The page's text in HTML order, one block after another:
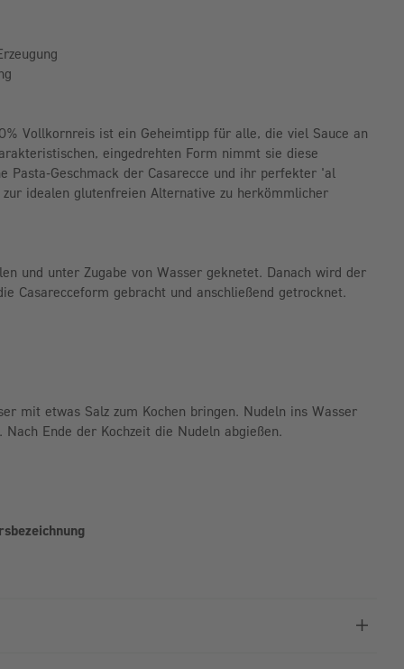
Vollkornreis ist ein Geheimtipp für alle, die viel Sauce an
eingedrehten Form nimmt sie diese
Pasta-Geschmack der Casarecce und ihr perfekter 'al
idealen glutenfreien Alternative zu herkömmlicher
und unter Zugabe von Wasser geknetet. Danach wird der
Casarecceform gebracht und anschließend getrocknet.
mit etwas Salz zum Kochen bringen. Nudeln ins Wasser
Ende der Kochzeit die Nudeln abgießen.